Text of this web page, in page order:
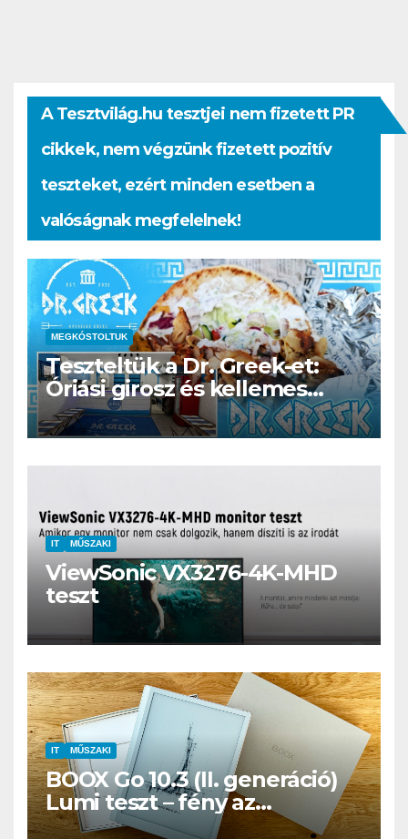
A Tesztvilág.hu tesztjei nem fizetett PR
cikkek, nem végzünk fizetett pozitív
teszteket, ezért minden esetben a
valóságnak megfelelnek!
MEGKÓSTOLTUK
Teszteltük a Dr. Greek-et:
Óriási girosz és kellemes
kerthelyiség Csepel szívében
IT MŰSZAKI
ViewSonic VX3276-4K-MHD
teszt
IT MŰSZAKI
BOOX Go 10.3 (II. generáció)
Lumi teszt – fény az
éjszakában, fél könyvtár a